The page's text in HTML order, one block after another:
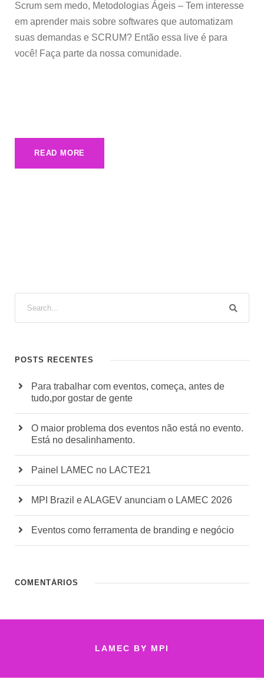
Scrum sem medo, Metodologias Ágeis – Tem interesse
em aprender mais sobre softwares que automatizam
suas demandas e SCRUM? Então essa live é para
você! Faça parte da nossa comunidade.
READ MORE
POSTS RECENTES
Para trabalhar com eventos, começa, antes de
tudo,por gostar de gente
O maior problema dos eventos não está no evento.
Está no desalinhamento.
Painel LAMEC no LACTE21
MPI Brazil e ALAGEV anunciam o LAMEC 2026
Eventos como ferramenta de branding e negócio
COMENTÁRIOS
LAMEC BY MPI